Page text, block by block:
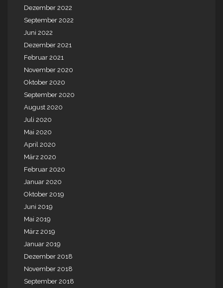
Dezember 2022
September 2022
Juni 2022
Dezember 2021
Februar 2021
November 2020
Oktober 2020
September 2020
August 2020
Juli 2020
Mai 2020
April 2020
März 2020
Februar 2020
Januar 2020
Oktober 2019
Juni 2019
Mai 2019
März 2019
Januar 2019
Dezember 2018
November 2018
September 2018